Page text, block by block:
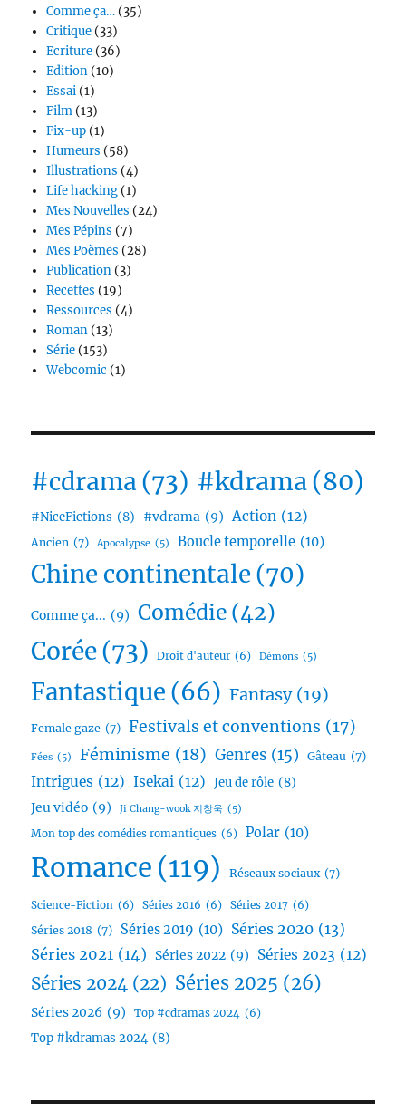
Comme ça…(35)
Critique(33)
Ecriture(36)
Edition(10)
Essai(1)
Film(13)
Fix-up(1)
Humeurs (58)
Illustrations (4)
Life hacking(1)
Mes Nouvelles (24)
Mes Pépins (7)
Mes Poèmes (28)
Publication(3)
Recettes (19)
Ressources (4)
Roman(13)
Série(153)
Webcomic (1)
#cdrama (73) #kdrama(80)
#NiceFictions (8) #vdrama (9) Action (12)
Ancien (7) Apocalypse (5) Boucle temporelle (10)
Chine continentale (70)
Comme ça... (9) Comédie (42)
Corée(73) Droit d'auteur (6) Démons (5)
Fantastique (66) Fantasy (19)
Female gaze (7) Festivals et conventions (17)
Fées (5) Féminisme (18) Genres (15) Gâteau (7)
Intrigues (12) Isekai (12) Jeu de rôle (8)
Jeu vidéo (9) Ji Chang-wook 지창욱 (5)
Mon top des comédies romantiques (6) Polar (10)
Romance (119) Réseaux sociaux (7)
Science-Fiction (6) Séries 2016 (6) Séries 2017 (6)
Séries 2018 (7) Séries 2019 (10) Séries 2020 (13)
Séries 2021 (14) Séries 2022 (9) Séries 2023 (12)
Séries 2024 (22) Séries 2025 (26)
Séries 2026 (9) Top #cdramas 2024 (6)
Top #kdramas 2024 (8)